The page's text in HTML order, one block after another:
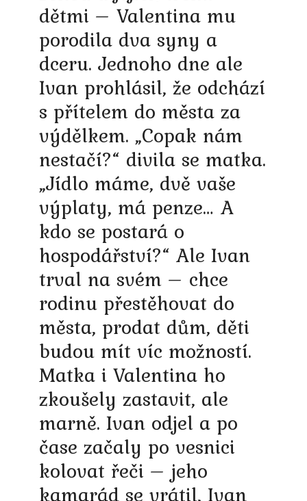
dětmi – Valentina mu
porodila dva syny a
dceru. Jednoho dne ale
Ivan prohlásil, že odchází
s přítelem do města za
výdělkem. „Copak nám
nestačí?“ divila se matka.
„Jídlo máme, dvě vaše
výplaty, má penze… A
kdo se postará o
hospodářství?“ Ale Ivan
trval na svém – chce
rodinu přestěhovat do
města, prodat dům, děti
budou mít víc možností.
Matka i Valentina ho
zkoušely zastavit, ale
marně. Ivan odjel a po
čase začaly po vesnici
kolovat řeči – jeho
kamarád se vrátil, Ivan